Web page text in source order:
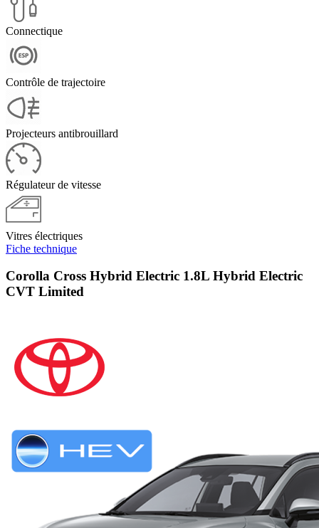
Connectique
Contrôle de trajectoire
Projecteurs antibrouillard
Régulateur de vitesse
Vitres électriques
Fiche technique
Corolla Cross Hybrid Electric 1.8L Hybrid Electric
CVT Limited